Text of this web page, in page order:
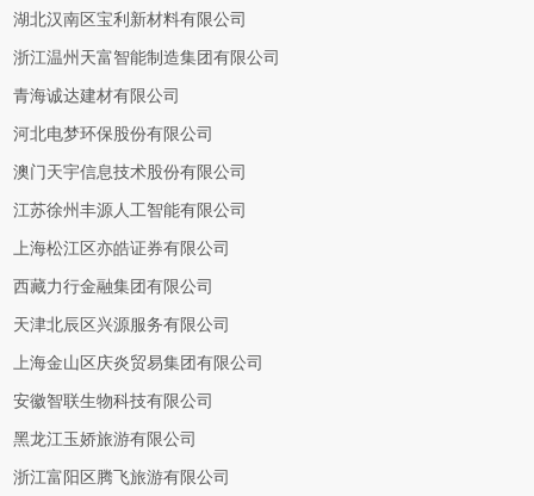
湖北汉南区宝利新材料有限公司
浙江温州天富智能制造集团有限公司
青海诚达建材有限公司
河北电梦环保股份有限公司
澳门天宇信息技术股份有限公司
江苏徐州丰源人工智能有限公司
上海松江区亦皓证券有限公司
西藏力行金融集团有限公司
天津北辰区兴源服务有限公司
上海金山区庆炎贸易集团有限公司
安徽智联生物科技有限公司
黑龙江玉娇旅游有限公司
浙江富阳区腾飞旅游有限公司